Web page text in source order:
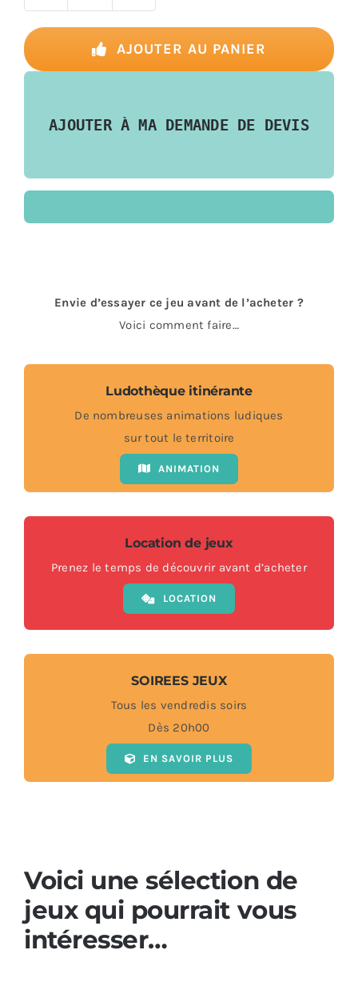
Déblok
Junior
AJOUTER AU PANIER
AJOUTER À MA DEMANDE DE DEVIS
Envie d’essayer ce jeu avant de l’acheter ?
Voici comment faire…
Ludothèque itinérante
De nombreuses animations ludiques
sur tout le territoire
ANIMATION
Location de jeux
Prenez le temps de découvrir avant d’acheter
LOCATION
SOIREES JEUX
Tous les vendredis soirs
Dès 20h00
EN SAVOIR PLUS
Voici une sélection de
jeux qui pourrait vous
intéresser…